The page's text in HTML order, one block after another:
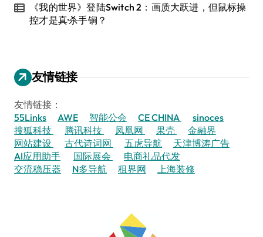
《我的世界》登陆Switch 2：画质大跃进，但鼠标操
控才是真·杀手锏？
友情链接
友情链接：
55Links
AWE 智能公会 CE CHINA
sinoces
搜狐科技
腾讯科技 凤凰网 果壳
金融界
网站建设
古代诗词网 五虎导航
天津博涛广告
AI应用助手
国际展会
电商礼品代发
交流稳压器
N多导航 租界网 上海装修